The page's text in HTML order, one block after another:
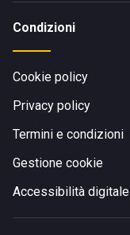
Condizioni
Cookie policy
Privacy policy
Termini e condizioni
Gestione cookie
Accessibilità digitale